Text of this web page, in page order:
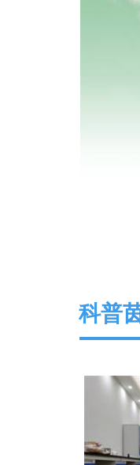
科普